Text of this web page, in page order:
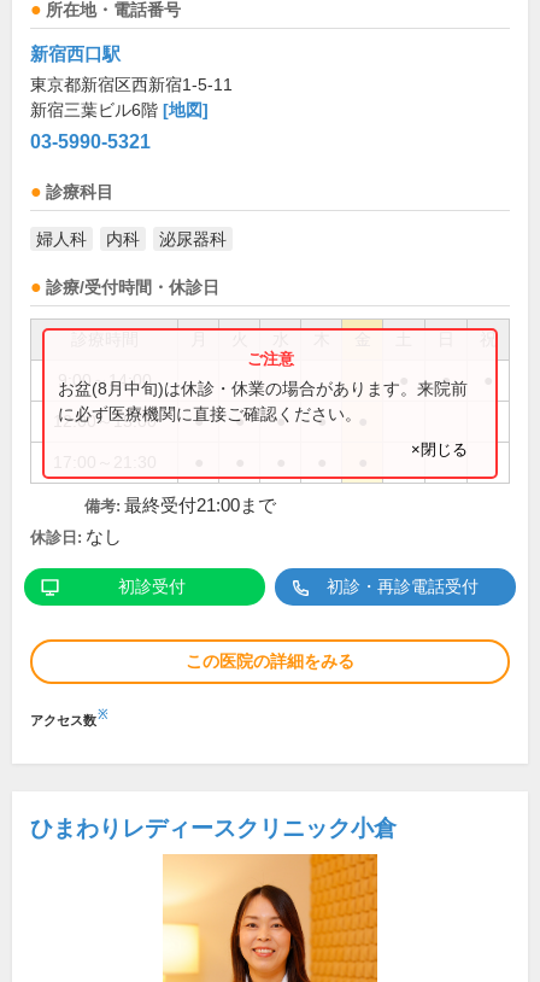
所在地・電話番号
新宿西口駅
東京都新宿区西新宿1-5-11
新宿三葉ビル6階 [地図]
03-5990-5321
診療科目
婦人科 内科 泌尿器科
診療/受付時間・休診日
祝
9:00～14:00 ●
12:00～15:00 ● ● ● ●
お盆(8月中旬)は休診・休業の場合があります。来院前
に必ず医療機関に直接ご確認ください。
×閉じる
備考: 最終受付21:00まで
休診日: なし
初診受付 初診・再診電話受付
この医院の詳細をみる
アクセス数※
ひまわりレディースクリニック小倉